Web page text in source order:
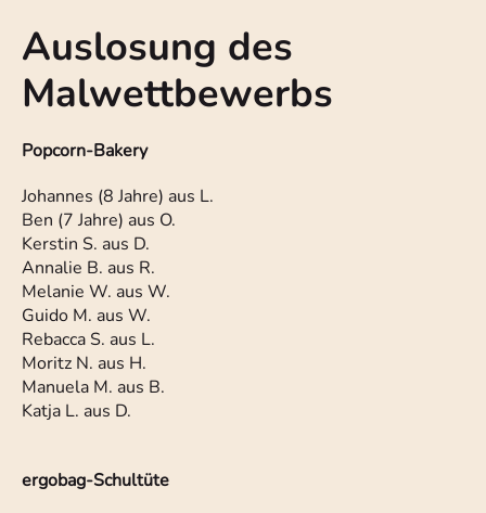
Auslosung des
Malwettbewerbs
Popcorn-Bakery
Johannes (8 Jahre) aus L.
Ben (7 Jahre) aus O.
Kerstin S. aus D.
Annalie B. aus R.
Melanie W. aus W.
Guido M. aus W.
Rebacca S. aus L.
Moritz N. aus H.
Manuela M. aus B.
Katja L. aus D.
ergobag-Schultüte